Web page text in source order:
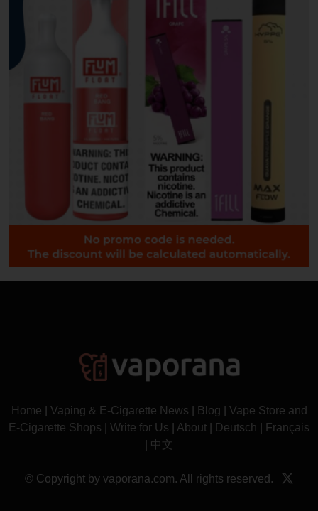
Home Vaping & E-Cigarette News Blog
Vape Store and
E-Cigarette Shops
Write for Us About Deutsch
Français
中文
© Copyright by vaporana.com. All rights reserved.